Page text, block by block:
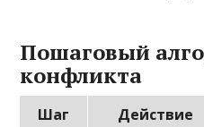
Пошаговый
конфликта
Шаг Действие